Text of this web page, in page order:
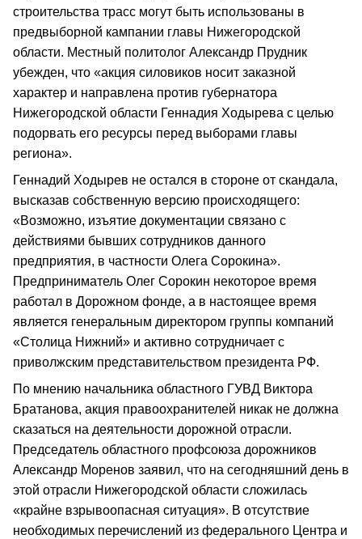
строительства трасс могут быть использованы в
предвыборной кампании главы Нижегородской
области. Местный политолог Александр Прудник
убежден, что «акция силовиков носит заказной
характер и направлена против губернатора
Нижегородской области Геннадия Ходырева с целью
подорвать его ресурсы перед выборами главы
региона».
Геннадий Ходырев не остался в стороне от скандала,
высказав собственную версию происходящего:
«Возможно, изъятие документации связано с
действиями бывших сотрудников данного
предприятия, в частности Олега Сорокина».
Предприниматель Олег Сорокин некоторое время
работал в Дорожном фонде, а в настоящее время
является генеральным директором группы компаний
«Столица Нижний» и активно сотрудничает с
приволжским представительством президента РФ.
По мнению начальника областного ГУВД Виктора
Братанова, акция правоохранителей никак не должна
сказаться на деятельности дорожной отрасли.
Председатель областного профсоюза дорожников
Александр Моренов заявил, что на сегодняшний день в
этой отрасли Нижегородской области сложилась
«крайне взрывоопасная ситуация». В отсутствие
необходимых перечислений из федерального Центра и